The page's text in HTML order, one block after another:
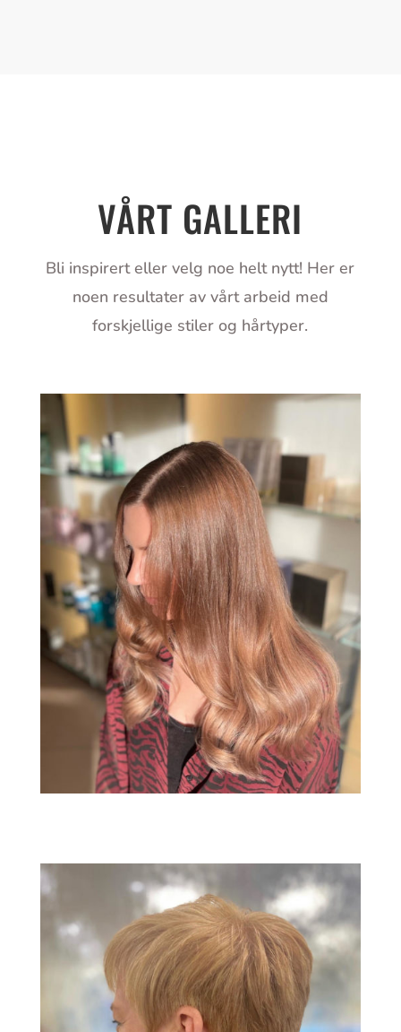
VÅRT GALLERI
Bli inspirert eller velg noe helt nytt! Her er
noen resultater av vårt arbeid med
forskjellige stiler og hårtyper.